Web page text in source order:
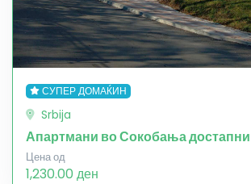
СУПЕР ДОМАЌИН
Srbija
Апартмани во Сокобања достапни
Цена од
1,230.00 ден